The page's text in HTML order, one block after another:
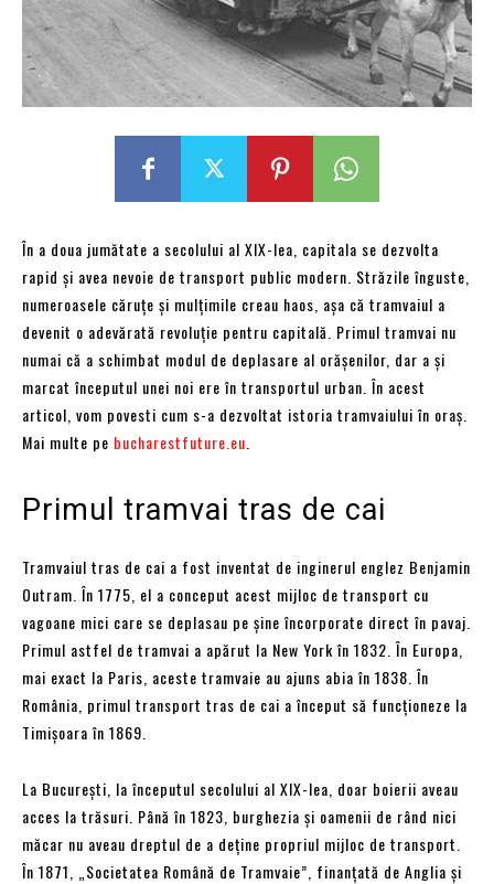
În a doua jumătate a secolului al XIX-lea, capitala se dezvolta
rapid și avea nevoie de transport public modern. Străzile înguste,
numeroasele căruțe și mulțimile creau haos, așa că tramvaiul a
devenit o adevărată revoluție pentru capitală. Primul tramvai nu
numai că a schimbat modul de deplasare al orășenilor, dar a și
marcat începutul unei noi ere în transportul urban. În acest
articol, vom povesti cum s-a dezvoltat istoria tramvaiului în oraș.
Mai multe pe bucharestfuture.eu
Primul tramvai tras de cai
Tramvaiul tras de cai a fost inventat de inginerul englez Benjamin
Outram. În 1775, el a conceput acest mijloc de transport cu
vagoane mici care se deplasau pe șine încorporate direct în pavaj.
Primul astfel de tramvai a apărut la New York în 1832. În Europa,
mai exact la Paris, aceste tramvaie au ajuns abia în 1838. În
România, primul transport tras de cai a început să funcționeze la
Timișoara în 1869.
La București, la începutul secolului al XIX-lea, doar boierii aveau
acces la trăsuri. Până în 1823, burghezia și oamenii de rând nici
măcar nu aveau dreptul de a deține propriul mijloc de transport.
În 1871, „Societatea Română de Tramvaie”, finanțată de Anglia și